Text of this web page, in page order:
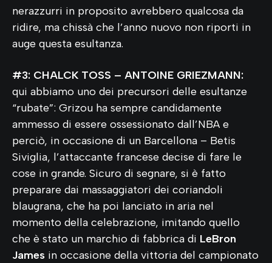
nerazzurri in proposito avrebbero qualcosa da
ridire, ma chissà che l’anno nuovo non riporti in
auge questa esultanza.
#3: CHALCK TOSS – ANTOINE GRIEZMANN:
qui abbiamo uno dei precursori delle esultanze
“rubate”: Grizou ha sempre candidamente
ammesso di essere ossessionato dall’NBA e
perciò, in occasione di un Barcellona – Betis
Siviglia, l’attaccante francese decise di fare le
cose in grande. Sicuro di segnare, si è fatto
preparare dai massaggiatori dei coriandoli
blaugrana, che ha poi lanciato in aria nel
momento della celebrazione, imitando quello
che è stato un marchio di fabbrica di LeBron
James in occasione della vittoria del campionato